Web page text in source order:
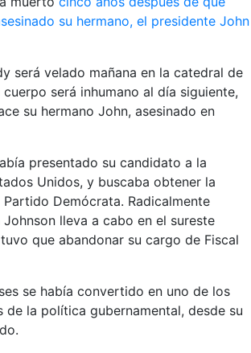
su hermano, el presidente John
será velado mañana en la catedral de
será inhumano al día siguiente,
su hermano John, asesinado en
presentado su candidato a la
Unidos, y buscaba obtener la
Demócrata. Radicalmente
lleva a cabo en el sureste
que abandonar su cargo de Fiscal
se había convertido en uno de los
de la política gubernamental, desde su